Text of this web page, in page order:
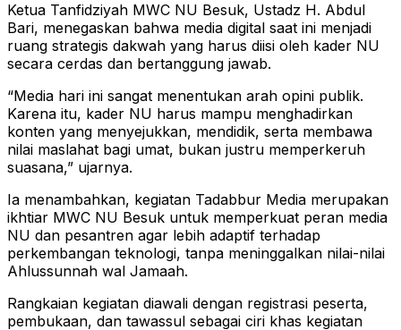
Ketua Tanfidziyah MWC NU Besuk, Ustadz H. Abdul
Bari, menegaskan bahwa media digital saat ini menjadi
ruang strategis dakwah yang harus diisi oleh kader NU
secara cerdas dan bertanggung jawab.
“Media hari ini sangat menentukan arah opini publik.
Karena itu, kader NU harus mampu menghadirkan
konten yang menyejukkan, mendidik, serta membawa
nilai maslahat bagi umat, bukan justru memperkeruh
suasana,” ujarnya.
Ia menambahkan, kegiatan Tadabbur Media merupakan
ikhtiar MWC NU Besuk untuk memperkuat peran media
NU dan pesantren agar lebih adaptif terhadap
perkembangan teknologi, tanpa meninggalkan nilai-nilai
Ahlussunnah wal Jamaah.
Rangkaian kegiatan diawali dengan registrasi peserta,
pembukaan, dan tawassul sebagai ciri khas kegiatan